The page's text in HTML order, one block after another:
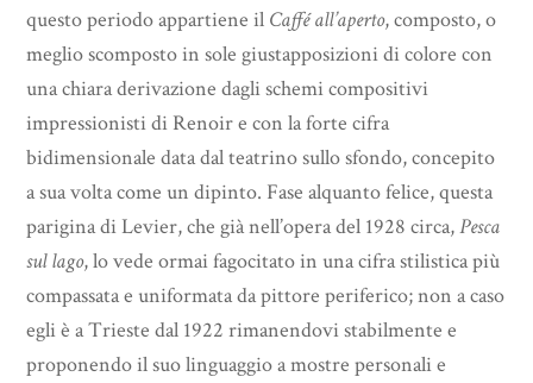
questo periodo appartiene il Caffé all’aperto, composto, o
meglio scomposto in sole giustapposizioni di colore con
una chiara derivazione dagli schemi compositivi
impressionisti di Renoir e con la forte cifra
bidimensionale data dal teatrino sullo sfondo, concepito
a sua volta come un dipinto. Fase alquanto felice, questa
parigina di Levier, che già nell’opera del 1928 circa,Pesca
sul lago, lo vede ormai fagocitato in una cifra stilistica più
compassata e uniformata da pittore periferico; non a caso
egli è a Trieste dal 1922 rimanendovi stabilmente e
proponendo il suo linguaggio a mostre personali e